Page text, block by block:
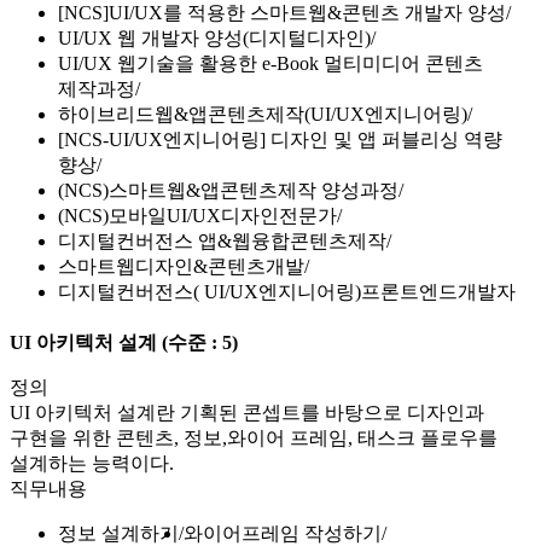
[NCS]UI/UX를 적용한 스마트웹&콘텐츠 개발자 양성
UI/UX 웹 개발자 양성(디지털디자인)
UI/UX 웹기술을 활용한 e-Book 멀티미디어 콘텐츠
제작과정
하이브리드웹&앱콘텐츠제작(UI/UX엔지니어링)
[NCS-UI/UX엔지니어링] 디자인 및 앱 퍼블리싱 역량
향상
(NCS)스마트웹&앱콘텐츠제작 양성과정
(NCS)모바일UI/UX디자인전문가
디지털컨버전스 앱&웹융합콘텐츠제작
스마트웹디자인&콘텐츠개발
디지털컨버전스( UI/UX엔지니어링)프론트엔드개발자
UI 아키텍처 설계 (수준 : 5)
정의
UI 아키텍처 설계란 기획된 콘셉트를 바탕으로 디자인과
구현을 위한 콘텐츠, 정보,와이어 프레임, 태스크 플로우를
설계하는 능력이다.
직무내용
정보 설계하기
와이어프레임 작성하기